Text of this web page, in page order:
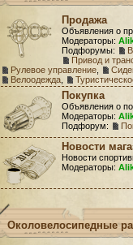
Продажа
Объявления о
Модераторы:
Подфорумы:
Привод и
Рулевое управление
Велоодежда
Покупка
Объявления о
Модераторы:
Подфорум:
Новости
Новости
Модераторы:
Околовелосипедные